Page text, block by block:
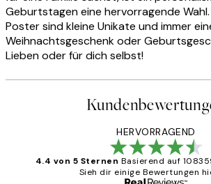
Geburtstagen eine hervorragende
Poster sind kleine Unikate und immer
Weihnachtsgeschenk oder
Lieben oder für dich selbst!
HERVORRAGEND
4.4 von 5 Sternen Basierend auf
Sieh dir einige Bewertungen